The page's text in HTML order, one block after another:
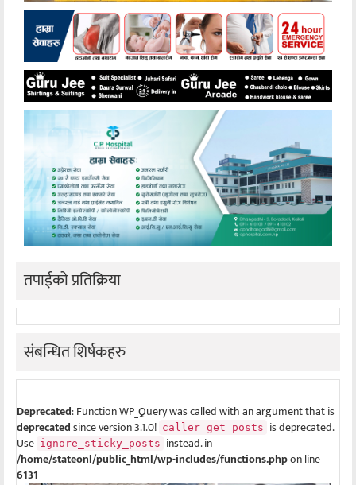
तपाईको प्रतिक्रिया
संबन्धित शिर्षकहरु
Deprecated: Function WP_Query was called with an argument that is
deprecatedsince version 3.1.0! caller_get_posts is deprecated.
Use ignore_sticky_posts instead. in
/home/stateonl/public_html/wp-includes/functions.phpon line
6131